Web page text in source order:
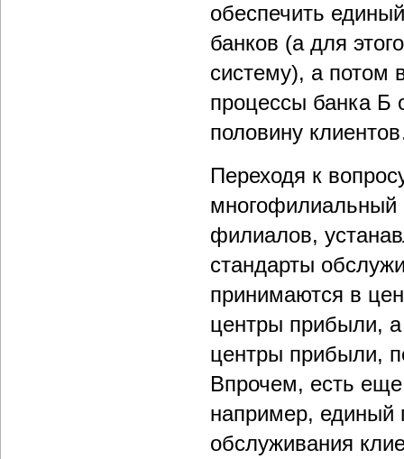
обеспечить
банков (а для
систему), а потом
процессы банка Б
половину
Переходя к
многофилиальный
филиалов,
стандарты
принимаются в
центры прибыли,
центры прибыли,
Впрочем, есть еще
например, единый
обслуживания